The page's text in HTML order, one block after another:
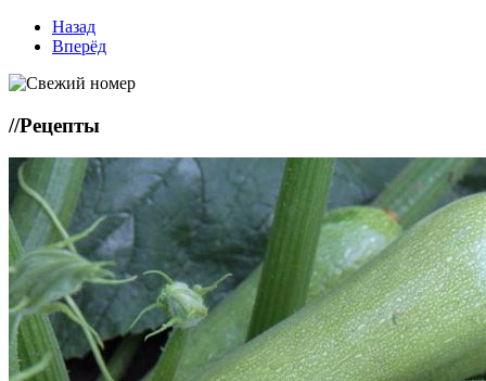
Назад
Вперёд
//Рецепты